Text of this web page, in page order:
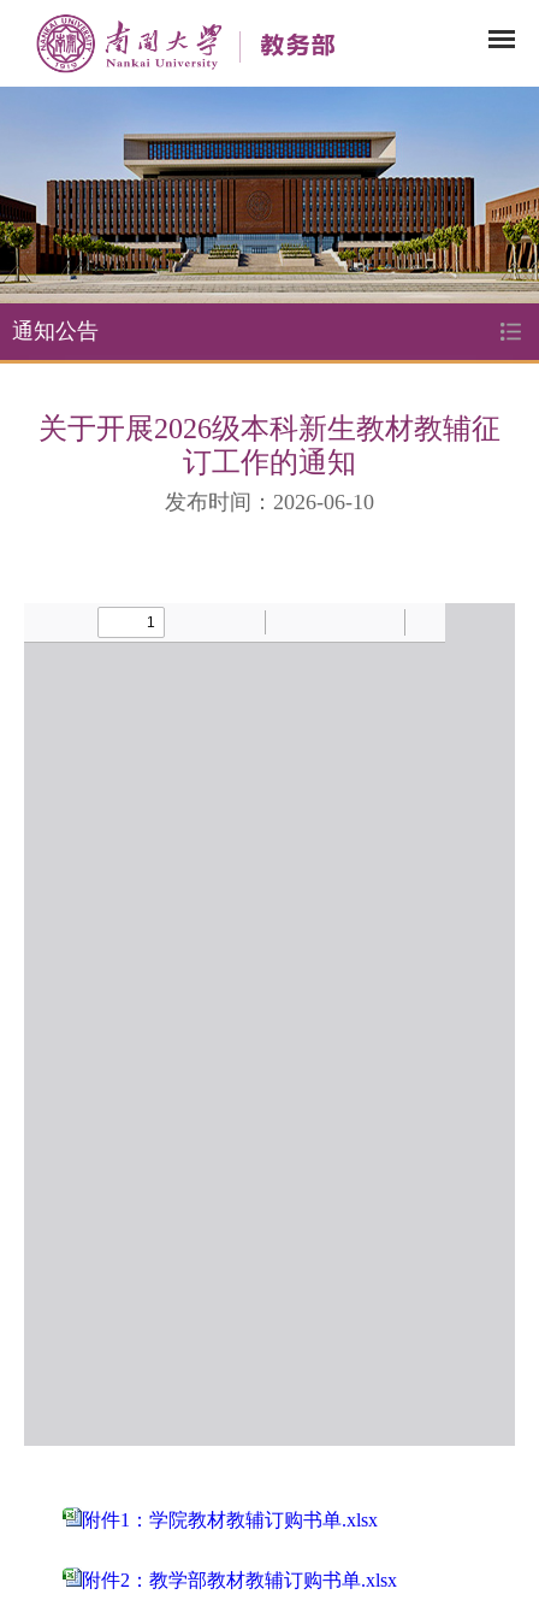
通知公告
关于开展2026级本科新生教材教辅征
订工作的通知
发布时间：2026-06-10
附件1：学院教材教辅订购书单.xlsx
附件2：教学部教材教辅订购书单.xlsx